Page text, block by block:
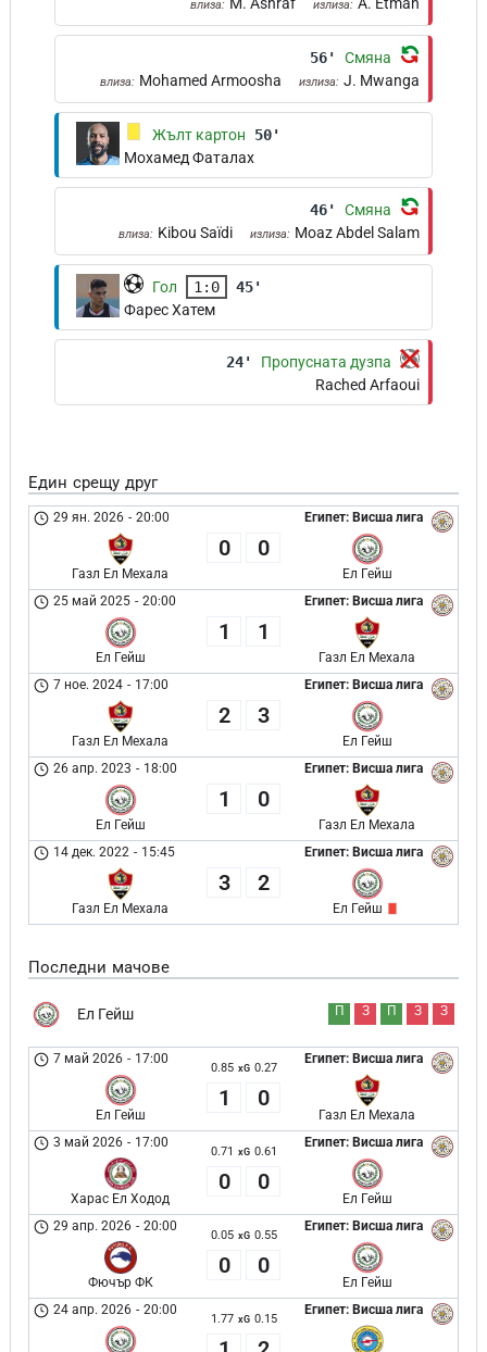
влиза: излиза:
56' Смяна
влиза: Mohamed Armoosha излиза: J. Mwanga
Жълт картон
50'
Мохамед Фаталах
46' Смяна
влиза: Kibou Saïdi излиза: Moaz Abdel Salam
Гол 1:0
45'
Фарес Хатем
24'
Пропусната дузпа
Rached Arfaoui
Един срещу друг
Египет: Висша лига
29 ян. 2026 - 20:00
Газл Ел Мехала
0 0
Ел Гейш
Египет: Висша лига
25 май 2025 - 20:00
Ел Гейш
1 1
Газл Ел Мехала
Египет: Висша лига
7 ное. 2024 - 17:00
Газл Ел Мехала
2 3
Ел Гейш
Египет: Висша лига
26 апр. 2023 - 18:00
Ел Гейш
1 0
Газл Ел Мехала
Египет: Висша лига
14 дек. 2022 - 15:45
Газл Ел Мехала
3 2
Ел Гейш
Последни мачове
Ел Гейш П З П З З
Египет: Висша лига
7 май 2026 - 17:00
Ел Гейш
0.85 xG 0.27
1 0
Газл Ел Мехала
Египет: Висша лига
3 май 2026 - 17:00
Харас Ел Ходод
0.71 xG 0.61
0 0
Ел Гейш
Египет: Висша лига
29 апр. 2026 - 20:00
Фючър ФК
0.05 xG 0.55
0 0
Ел Гейш
Египет: Висша лига
24 апр. 2026 - 20:00
1.77 xG 0.15